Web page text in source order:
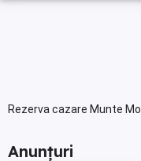
Rezerva cazare Munte
Anunțuri